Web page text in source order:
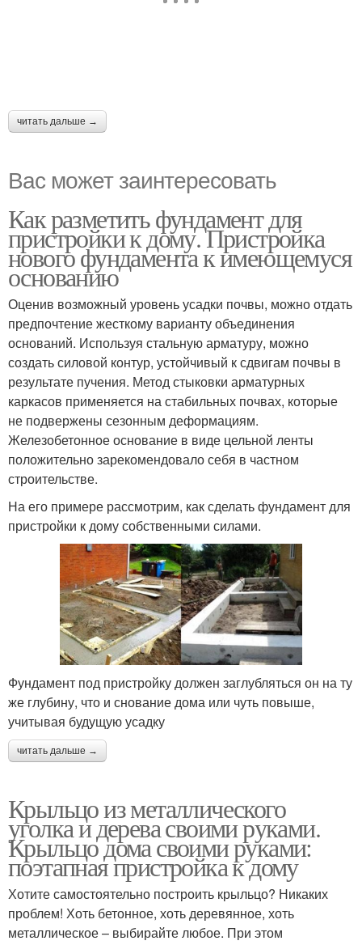
читать дальше →
Вас может заинтересовать
Как разметить фундамент для
пристройки к дому. Пристройка
нового фундамента к имеющемуся
основанию
Оценив возможный уровень усадки почвы, можно отдать
предпочтение жесткому варианту объединения
оснований. Используя стальную арматуру, можно
создать силовой контур, устойчивый к сдвигам почвы в
результате пучения. Метод стыковки арматурных
каркасов применяется на стабильных почвах, которые
не подвержены сезонным деформациям.
Железобетонное основание в виде цельной ленты
положительно зарекомендовало себя в частном
строительстве.
На его примере рассмотрим, как сделать фундамент для
пристройки к дому собственными силами.
Фундамент под пристройку должен заглубляться он на ту
же глубину, что и снование дома или чуть повыше,
учитывая будущую усадку
читать дальше →
Крыльцо из металлического
уголка и дерева своими руками.
Крыльцо дома своими руками:
поэтапная пристройка к дому
Хотите самостоятельно построить крыльцо? Никаких
проблем! Хоть бетонное, хоть деревянное, хоть
металлическое – выбирайте любое. При этом